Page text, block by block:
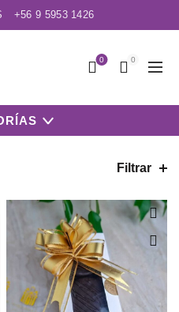
+56 9 5953 1426
0 0
Filtrar